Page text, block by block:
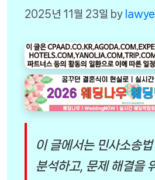
2025년 11월 23일 by
이 글에서는 민사소송
분석하고, 문제 해결을